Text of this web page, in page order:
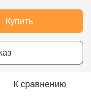
Купить
К сравнению